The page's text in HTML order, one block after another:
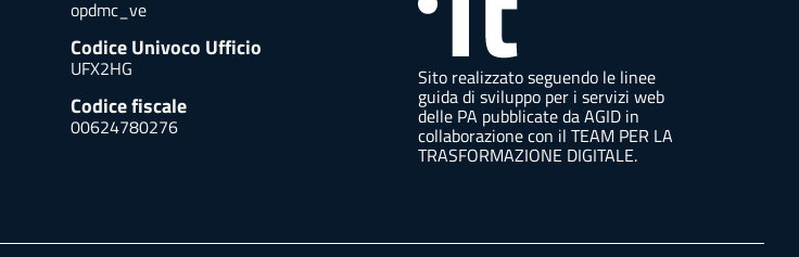
opdmc_ve
Codice Univoco Ufficio
UFX2HG
Codice fiscale
00624780276
Sito realizzato seguendo le linee
guida di sviluppo per i servizi web
delle PA pubblicate da AGID in
collaborazione con il TEAM PER LA
TRASFORMAZIONE DIGITALE.